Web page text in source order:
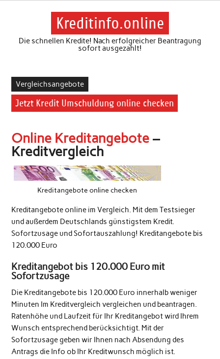
Skip
Kreditinfo.online
Die schnellen Kredite! Nach erfolgreicher Beantragung
sofort ausgezahlt!
Vergleichsangebote
Jetzt Kredit Umschuldung online checken
Online Kreditangebote–
Kreditvergleich
Kreditangebote online checken
Kreditangebote online im Vergleich. Mit dem Testsieger
und außerdem Deutschlands günstigstem Kredit.
Sofortzusage und Sofortauszahlung! Kreditangebote bis
120.000 Euro
Kreditangebot bis 120.000 Euro mit
Sofortzusage
Die Kreditangebote bis 120.000 Euro innerhalb weniger
Minuten Im Kreditvergleich vergleichen und beantragen.
Ratenhöhe und Laufzeit für Ihr Kreditangebot wird Ihrem
Wunsch entsprechend berücksichtigt. Mit der
Sofortzusage geben wir Ihnen nach Absendung des
Antrags die Info ob Ihr Kreditwunsch möglich ist.